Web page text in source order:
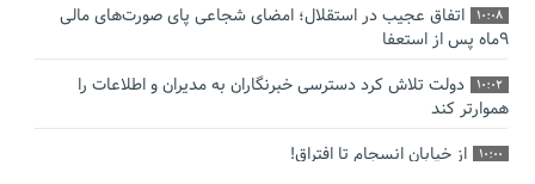
10:08
اتفاق عجیب در استقلال؛ امضای شجاعی پای صورت‌های مالی
٩ماه پس از استعفا
10:02
دولت تلاش کرد دسترسی خبرنگاران به مدیران و اطلاعات را
هموارتر کند
10:00 از خیابان انسجام تا افتراق!